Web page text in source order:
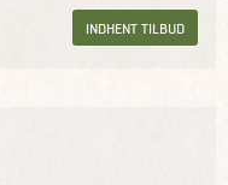
INDHENT TILBUD